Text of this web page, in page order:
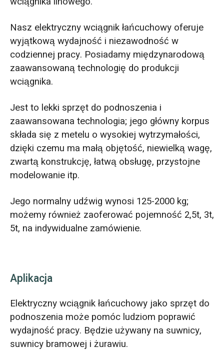
Nasz elektryczny wciągnik łańcuchowy oferuje
wyjątkową wydajność i niezawodność w
codziennej pracy. Posiadamy międzynarodową
zaawansowaną technologię do produkcji
wciągnika.
Jest to lekki sprzęt do podnoszenia i
zaawansowana technologia; jego główny korpus
składa się z metelu o wysokiej wytrzymałości,
dzięki czemu ma małą objętość, niewielką wagę,
zwartą konstrukcję, łatwą obsługę, przystojne
modelowanie itp.
Jego normalny udźwig wynosi 125-2000 kg;
możemy również zaoferować pojemność 2,5t, 3t,
5t, na indywidualne zamówienie.
Aplikacja
Elektryczny wciągnik łańcuchowy jako sprzęt do
podnoszenia może pomóc ludziom poprawić
wydajność pracy. Będzie używany na suwnicy,
suwnicy bramowej i żurawiu.